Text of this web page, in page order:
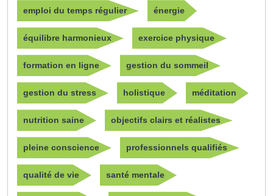
emploi du temps régulier énergie
équilibre harmonieux exercice physique
formation en ligne gestion du sommeil
gestion du stress holistique méditation
nutrition saine objectifs clairs et réalistes
pleine conscience professionnels qualifiés
qualité de vie santé mentale